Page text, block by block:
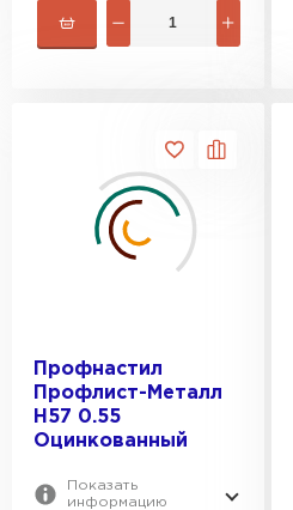
Профнастил
Профлист-Металл
H57 0.55
Оцинкованный
Показать
информацию